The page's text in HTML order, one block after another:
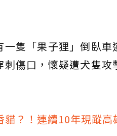
隻「果子狸」倒臥
刺傷口，懷疑遭犬隻
貓？！連續10年現蹤